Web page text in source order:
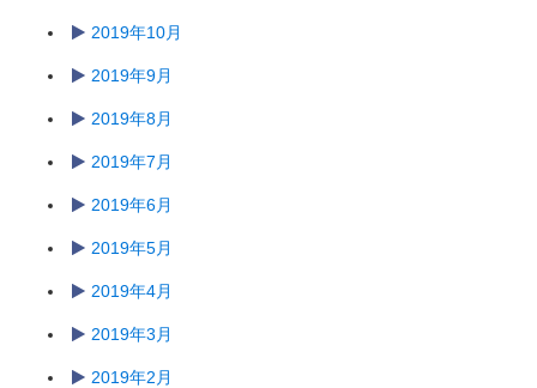
2019年10月
2019年9月
2019年8月
2019年7月
2019年6月
2019年5月
2019年4月
2019年3月
2019年2月